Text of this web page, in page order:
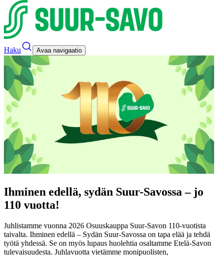
Haku Avaa navigaatio
Ihminen edellä, sydän Suur-Savossa – jo
110 vuotta!
Juhlistamme vuonna 2026 Osuuskauppa Suur-Savon 110-vuotista
taivalta. Ihminen edellä – Sydän Suur-Savossa on tapa elää ja tehdä
työtä yhdessä. Se on myös lupaus huolehtia osaltamme Etelä-Savon
tulevaisuudesta. Juhlavuotta vietämme monipuolisten,